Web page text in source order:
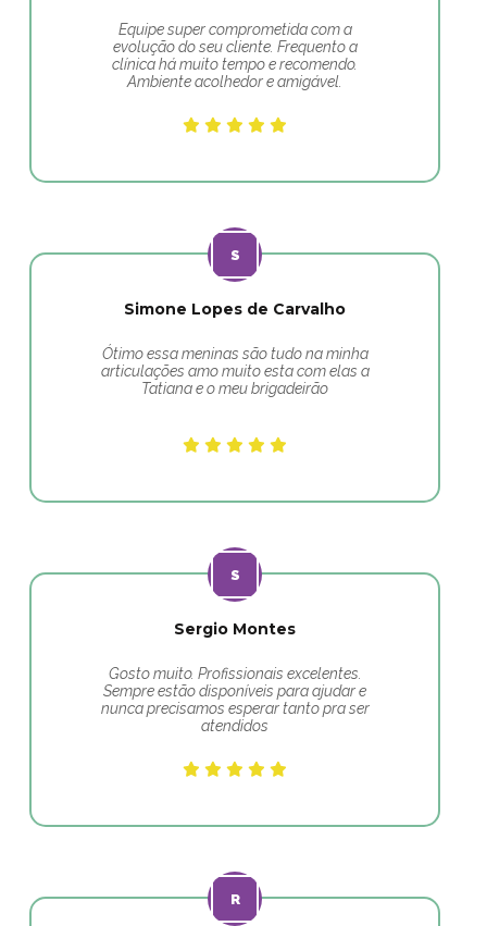
Equipe super comprometida com a
evolução do seu cliente. Frequento a
clínica há muito tempo e recomendo.
Ambiente acolhedor e amigável.
Simone Lopes de Carvalho
Ótimo essa meninas são tudo na minha
articulações amo muito esta com elas a
Tatiana e o meu brigadeirão
Sergio Montes
Gosto muito. Profissionais excelentes.
Sempre estão disponíveis para ajudar e
nunca precisamos esperar tanto pra ser
atendidos